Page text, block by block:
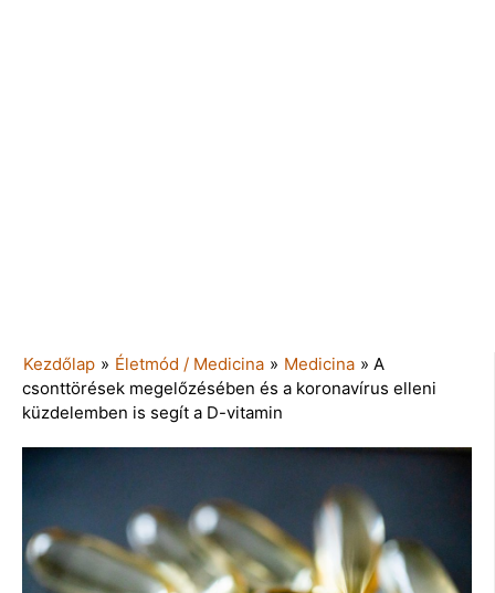
Kezdőlap » Életmód / Medicina » Medicina » A
csonttörések megelőzésében és a koronavírus elleni
küzdelemben is segít a D-vitamin